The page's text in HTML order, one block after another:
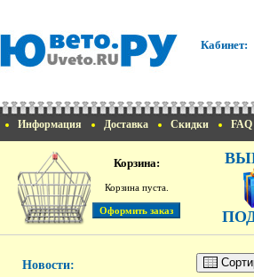
Кабинет:
Информация Доставка Скидки FAQ
Корзина:
Корзина пуста.
Новости: